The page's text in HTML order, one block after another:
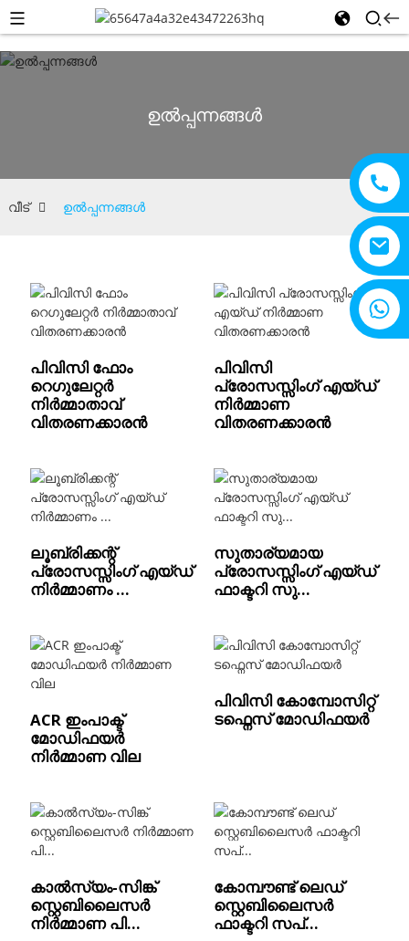
+8615805330828
ഉൽപ്പന്നങ്ങൾ
വീട് ഉൽപ്പന്നങ്ങൾ
പിവിസി ഫോം
റെഗുലേറ്റർ
നിർമ്മാതാവ്
വിതരണക്കാരൻ
പിവിസി
പ്രോസസ്സിംഗ് എയ്ഡ്
നിർമ്മാണ
വിതരണക്കാരൻ
ലൂബ്രിക്കന്റ്
പ്രോസസ്സിംഗ് എയ്ഡ്
നിർമ്മാണം ...
സുതാര്യമായ
പ്രോസസ്സിംഗ് എയ്ഡ്
ഫാക്ടറി സു...
ACR ഇംപാക്ട്
മോഡിഫയർ
നിർമ്മാണ വില
പിവിസി കോമ്പോസിറ്റ്
ടഫ്നെസ് മോഡിഫയർ
കാൽസ്യം-സിങ്ക്
സ്റ്റെബിലൈസർ
നിർമ്മാണ പി...
കോമ്പൗണ്ട് ലെഡ്
സ്റ്റെബിലൈസർ
ഫാക്ടറി സപ്...